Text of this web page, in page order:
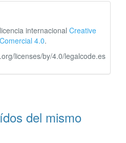
internacional Creative
4.0.
licenses/by/4.0/legalcode.es
del mismo